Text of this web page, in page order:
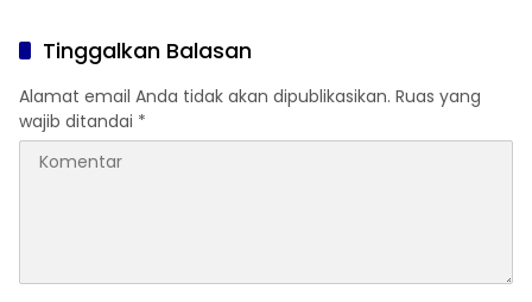
Tinggalkan Balasan
Alamat email Anda tidak akan dipublikasikan. Ruas yang
wajib ditandai *